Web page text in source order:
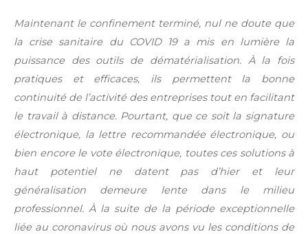
Maintenant le confinement terminé, nul ne doute que
la crise sanitaire du COVID 19 a mis en lumière la
puissance des outils de dématérialisation. À la fois
pratiques et efficaces, ils permettent la bonne
continuité de l’activité des entreprises tout en facilitant
le travail à distance. Pourtant, que ce soit la signature
électronique, la lettre recommandée électronique, ou
bien encore le vote électronique, toutes ces solutions à
haut potentiel ne datent pas d’hier et leur
généralisation demeure lente dans le milieu
professionnel. À la suite de la période exceptionnelle
liée au coronavirus où nous avons vu les conditions de